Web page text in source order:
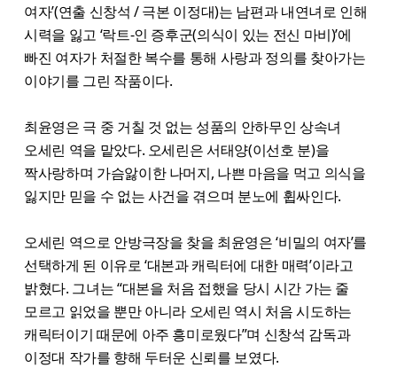
여자’(연출 신창석 / 극본 이정대)는 남편과 내연녀로 인해
시력을 잃고 ‘락트-인 증후군(의식이 있는 전신 마비)’에
빠진 여자가 처절한 복수를 통해 사랑과 정의를 찾아가는
이야기를 그린 작품이다.
최윤영은 극 중 거칠 것 없는 성품의 안하무인 상속녀
오세린 역을 맡았다. 오세린은 서태양(이선호 분)을
짝사랑하며 가슴앓이한 나머지, 나쁜 마음을 먹고 의식을
잃지만 믿을 수 없는 사건을 겪으며 분노에 휩싸인다.
오세린 역으로 안방극장을 찾을 최윤영은 ‘비밀의 여자’를
선택하게 된 이유로 ‘대본과 캐릭터에 대한 매력’이라고
밝혔다. 그녀는 “대본을 처음 접했을 당시 시간 가는 줄
모르고 읽었을 뿐만 아니라 오세린 역시 처음 시도하는
캐릭터이기 때문에 아주 흥미로웠다”며 신창석 감독과
이정대 작가를 향해 두터운 신뢰를 보였다.